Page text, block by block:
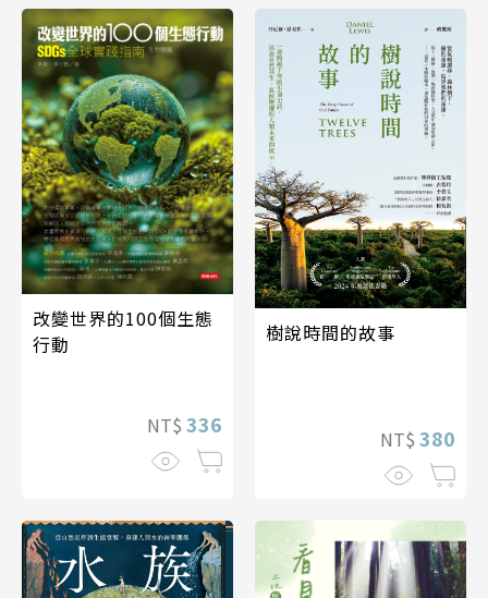
改變世界的100個生態
行動
NT$ 336
樹說時間的故事
NT$ 380